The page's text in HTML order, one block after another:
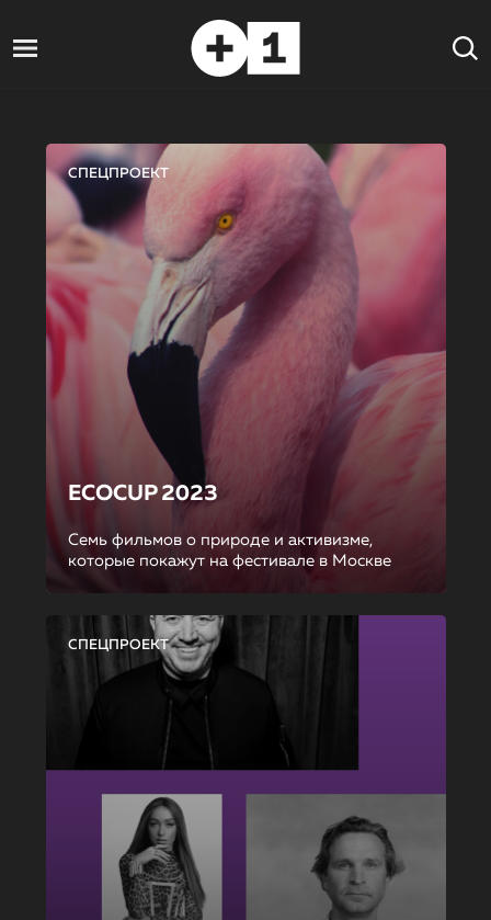
СПЕЦПРОЕКТ
ECOCUP 2023
Семь фильмов о природе и активизме,
которые покажут на фестивале в Москве
СПЕЦПРОЕКТ